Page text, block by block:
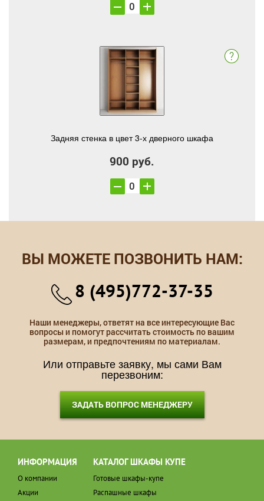
Задняя стенка в цвет 3-х дверного шкафа
900 руб.
ВЫ МОЖЕТЕ ПОЗВОНИТЬ НАМ:
8 (495)772-37-35
Наши менеджеры, ответят на все интересующие Вас
вопросы и помогут рассчитать стоимость по вашим
размерам, и предпочтениям по материалам.
Или отправьте заявку, мы сами Вам
перезвоним:
ЗАДАТЬ ВОПРОС МЕНЕДЖЕРУ
ИНФОРМАЦИЯ
О компании
Акции
КАТАЛОГ ШКАФЫ КУПЕ
Готовые шкафы-купе
Распашные шкафы